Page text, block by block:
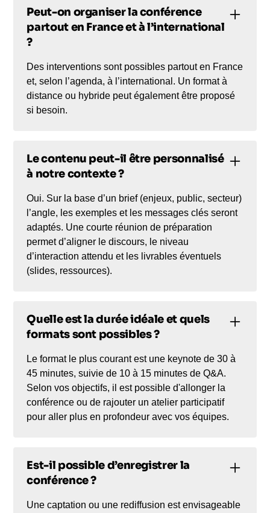
Peut-on organiser la conférence
partout en France et à l’international
?
Des interventions sont possibles partout en France
et, selon l’agenda, à l’international. Un format à
distance ou hybride peut également être proposé
si besoin.
Le contenu peut-il être personnalisé
à notre contexte ?
Oui. Sur la base d’un brief (enjeux, public, secteur)
l’angle, les exemples et les messages clés seront
adaptés. Une courte réunion de préparation
permet d’aligner le discours, le niveau
d’interaction attendu et les livrables éventuels
(slides, ressources).
Quelle est la durée idéale et quels
formats sont possibles ?
Le format le plus courant est une keynote de 30 à
45 minutes, suivie de 10 à 15 minutes de Q&A.
Selon vos objectifs, il est possible d'allonger la
conférence ou de rajouter un atelier participatif
pour aller plus en profondeur avec vos équipes.
Est-il possible d’enregistrer la
conférence ?
Une captation ou une rediffusion est envisageable